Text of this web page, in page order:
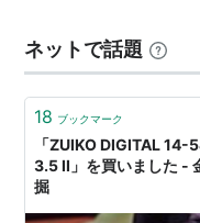
た・・・ しかし結果
れず、結局いつも行
ネットで話題
18 ブックマーク
「ZUIKO DIGITAL
3.5 II」を買いました -
掘